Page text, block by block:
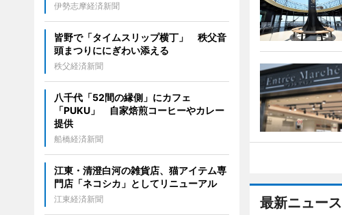
最新ニュース
伊勢志摩経済新聞
皆野で「タイムスリップ横丁」 秩父音
頭まつりににぎわい添える
秩父経済新聞
八千代「52間の縁側」にカフェ
「PUKU」 自家焙煎コーヒーやカレー
提供
船橋経済新聞
江東・清澄白河の雑貨店、猫アイテム専
門店「ネコシカ」としてリニューアル
江東経済新聞